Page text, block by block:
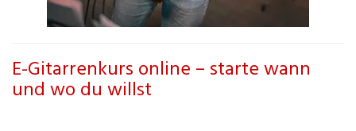
E-Gitarrenkurs online – starte wann
und wo du willst